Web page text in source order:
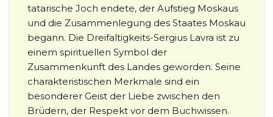
tatarische Joch endete, der Aufstieg Moskaus
und die Zusammenlegung des Staates Moskau
begann. Die Dreifaltigkeits-Sergius Lavra ist zu
einem spirituellen Symbol der
Zusammenkunft des Landes geworden. Seine
charakteristischen Merkmale sind ein
besonderer Geist der Liebe zwischen den
Brüdern, der Respekt vor dem Buchwissen.